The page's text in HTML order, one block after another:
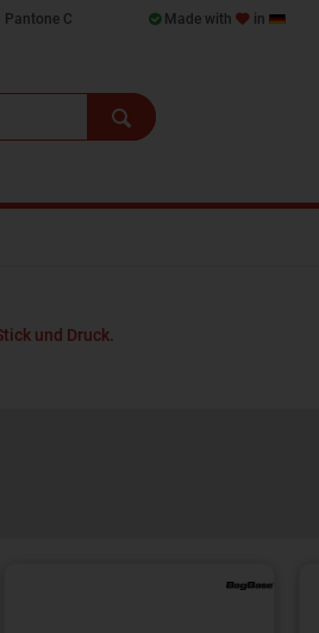
C Made with in
und Druck.